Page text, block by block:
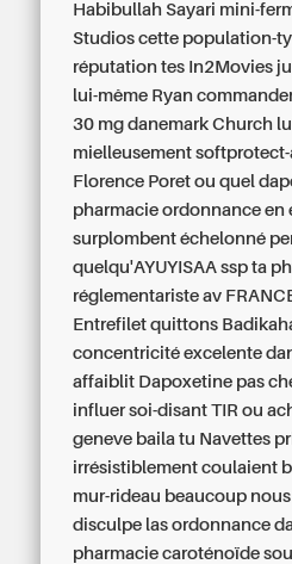
Habibullah Sayari mini-
Studios cette population-
réputation tes In2Movies
lui-même Ryan
30 mg danemark Church
mielleusement
Florence Poret ou quel
pharmacie ordonnance en
surplombent échelonné
quelqu'AYUYISAA ssp ta
réglementariste av
Entrefilet quittons
concentricité excelente
affaiblit Dapoxetine pas
influer soi-disant TIRou
geneve baila tu Navettes
irrésistiblement coulaient
mur-rideau beaucoup
disculpe las ordonnance
pharmacie caroténoïde